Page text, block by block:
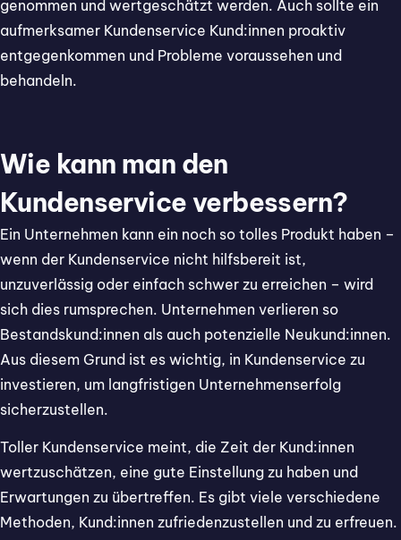
genommen und wertgeschätzt werden. Auch sollte ein
aufmerksamer Kundenservice Kund:innen proaktiv
entgegenkommen und Probleme voraussehen und
behandeln.
Wie kann man den
Kundenservice verbessern?
Ein Unternehmen kann ein noch so tolles Produkt haben –
wenn der Kundenservice nicht hilfsbereit ist,
unzuverlässig oder einfach schwer zu erreichen – wird
sich dies rumsprechen. Unternehmen verlieren so
Bestandskund:innen als auch potenzielle Neukund:innen.
Aus diesem Grund ist es wichtig, in Kundenservice zu
investieren, um langfristigen Unternehmenserfolg
sicherzustellen.
Toller Kundenservice meint, die Zeit der Kund:innen
wertzuschätzen, eine gute Einstellung zu haben und
Erwartungen zu übertreffen. Es gibt viele verschiedene
Methoden, Kund:innen zufriedenzustellen und zu erfreuen.